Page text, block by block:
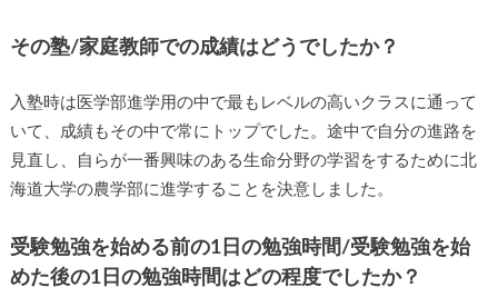
その塾/家庭教師での成績はどうでしたか？
入塾時は医学部進学用の中で最もレベルの高いクラスに通って
いて、成績もその中で常にトップでした。途中で自分の進路を
見直し、自らが一番興味のある生命分野の学習をするために北
海道大学の農学部に進学することを決意しました。
受験勉強を始める前の1日の勉強時間/受験勉強を始
めた後の1日の勉強時間はどの程度でしたか？